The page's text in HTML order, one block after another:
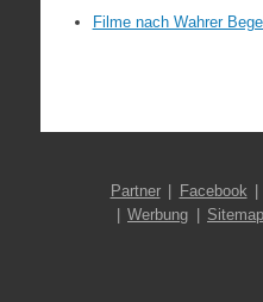
Filme nach Wahrer
Partner Facebook
Werbung
Sitemap